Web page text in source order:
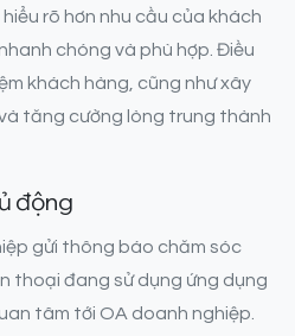
rõ hơn nhu cầu của khách
chóng và phù hợp. Điều
khách hàng, cũng như xây
tăng cường lòng trung thành
động
gửi thông báo chăm sóc
thoại đang sử dụng ứng dụng
tâm tới OA doanh nghiệp.